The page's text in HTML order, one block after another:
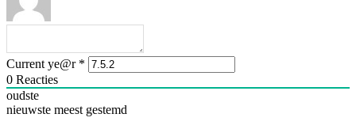
Current ye@r *
0 Reacties
oudste
nieuwste meest gestemd